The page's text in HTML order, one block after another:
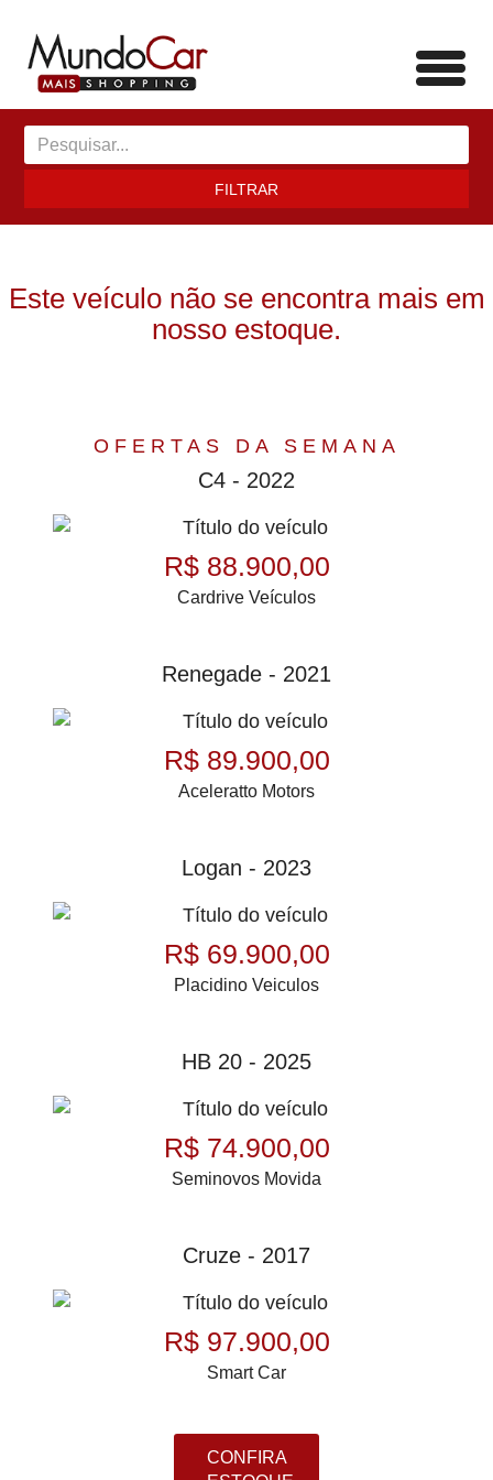
FILTRAR
Este veículo não se encontra mais em
nosso estoque.
OFERTAS DA SEMANA
C4 - 2022
R$ 88.900,00
Cardrive Veículos
Renegade - 2021
R$ 89.900,00
Aceleratto Motors
Logan - 2023
R$ 69.900,00
Placidino Veiculos
HB 20 - 2025
R$ 74.900,00
Seminovos Movida
Cruze - 2017
R$ 97.900,00
Smart Car
CONFIRA